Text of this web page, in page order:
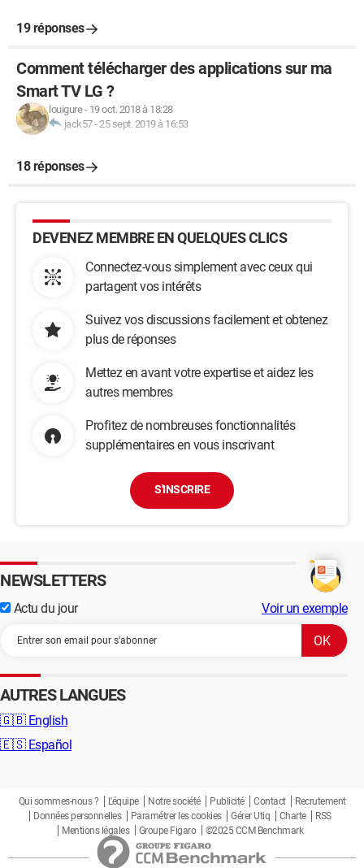
19 réponses
Comment télécharger des applications sur ma
Smart TV LG ?
louigure- 19 oct. 2018 à 18:28
jack57-25 sept. 2019 à 16:53
18 réponses
DEVENEZ MEMBRE EN QUELQUES CLICS
Connectez-vous simplement avec ceux qui
partagent vos intérêts
Suivez vos discussions facilement et obtenez
plus de réponses
Mettez en avant votre expertise et aidez les
autres membres
Profitez de nombreuses fonctionnalités
supplémentaires en vous inscrivant
S'INSCRIRE
NEWSLETTERS
Actu du jour Voir un exemple
AUTRES LANGUES
🇬🇧 English
🇪🇸 Español
Qui sommes-nous ? L'équipe Notre société Publicité Contact
Recrutement
Données personnelles
Paramétrer les cookies Gérer Utiq Charte
RSS
Mentions légales
Groupe Figaro ©2025 CCM Benchmark